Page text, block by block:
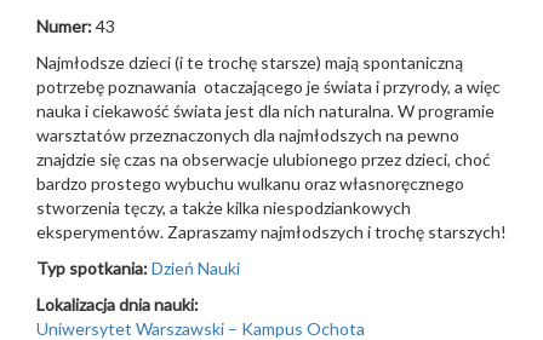
Numer:43
Najmłodsze dzieci (i te trochę starsze) mają spontaniczną
potrzebę poznawania otaczającego je świata i przyrody, a więc
nauka i ciekawość świata jest dla nich naturalna. W programie
warsztatów przeznaczonych dla najmłodszych na pewno
znajdzie się czas na obserwacje ulubionego przez dzieci, choć
bardzo prostego wybuchu wulkanu oraz własnoręcznego
stworzenia tęczy, a także kilka niespodziankowych
eksperymentów. Zapraszamy najmłodszych i trochę starszych!
Typ spotkania:Dzień Nauki
Lokalizacja dnia nauki:
Uniwersytet Warszawski – Kampus Ochota